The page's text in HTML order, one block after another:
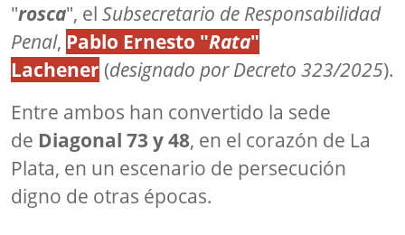
"rosca", el Subsecretario de Responsabilidad
Penal, Pablo Ernesto "Rata"
Lachener (designado por Decreto 323/2025).
Entre ambos han convertido la sede
de Diagonal 73 y 48, en el corazón de La
Plata, en un escenario de persecución
digno de otras épocas.